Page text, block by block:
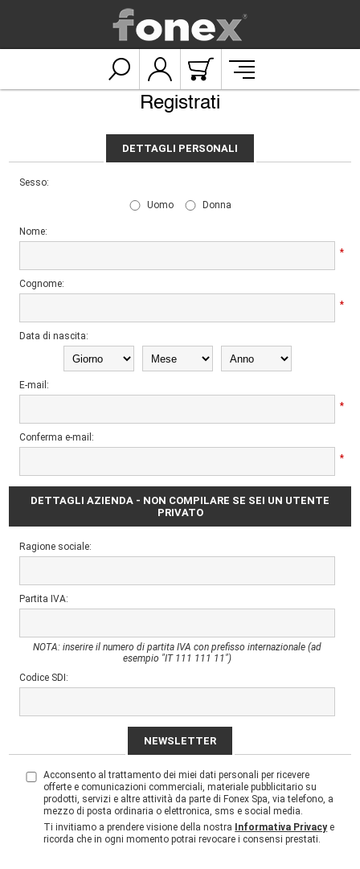
Registrati
DETTAGLI PERSONALI
Sesso:
Uomo
Donna
Nome:
*
Cognome:
*
Data di nascita:
E-mail:
*
Conferma e-mail:
*
DETTAGLI AZIENDA - NON COMPILARE SE SEI UN UTENTE
PRIVATO
Ragione sociale:
Partita IVA:
NOTA: inserire il numero di partita IVA con prefisso internazionale (ad
esempio "IT 111 111 11")
Codice SDI:
NEWSLETTER
Acconsento al trattamento dei miei dati personali per ricevere
offerte e comunicazioni commerciali, materiale pubblicitario su
prodotti, servizi e altre attività da parte di Fonex Spa, via telefono, a
mezzo di posta ordinaria o elettronica, sms e social media.
Ti invitiamo a prendere visione della nostra
Informativa Privacye
ricorda che in ogni momento potrai revocare i consensi prestati.